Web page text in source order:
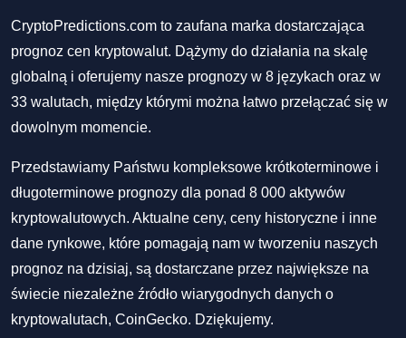
CryptoPredictions.com to zaufana marka dostarczająca
prognoz cen kryptowalut. Dążymy do działania na skalę
globalną i oferujemy nasze prognozy w 8 językach oraz w
33 walutach, między którymi można łatwo przełączać się w
dowolnym momencie.
Przedstawiamy Państwu kompleksowe krótkoterminowe i
długoterminowe prognozy dla ponad 8 000 aktywów
kryptowalutowych. Aktualne ceny, ceny historyczne i inne
dane rynkowe, które pomagają nam w tworzeniu naszych
prognoz na dzisiaj, są dostarczane przez największe na
świecie niezależne źródło wiarygodnych danych o
kryptowalutach, CoinGecko. Dziękujemy.